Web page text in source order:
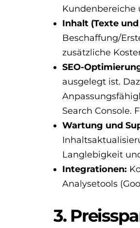
Kundenbereiche
Inhalt (Texte
Beschaffung/
zusätzliche
SEO-
ausgelegt ist.
Search Console.
Wartung und
Langlebigkeit
Integrationen:
Analysetools
3.